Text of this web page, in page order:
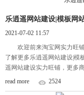
乐逍遥网站建设|模板网
2021-07-02 11:57
欢迎前来淘宝网实力旺
了解更多乐逍遥网站建设|模
遥网站建设实力旺铺，更多
read more
2524